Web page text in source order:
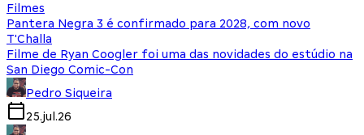
Filmes
Pantera Negra 3 é confirmado para 2028, com novo
T'Challa
Filme de Ryan Coogler foi uma das novidades do estúdio na
San Diego Comic-Con
Pedro Siqueira
25.jul.26